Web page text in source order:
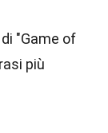
"Game of
più